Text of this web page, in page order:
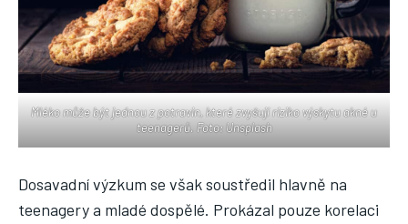
Mléko může být jednou z potravin, které zvyšují riziko výskytu akné u
teenagerů. Foto: Unsplash
Dosavadní výzkum se však soustředil hlavně na
teenagery a mladé dospělé. Prokázal pouze korelaci